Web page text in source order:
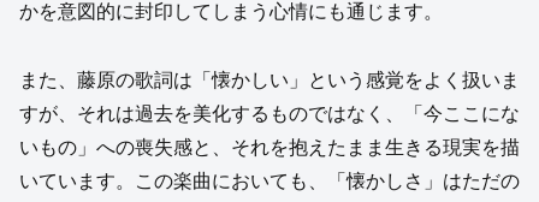
かを意図的に封印してしまう心情にも通じます。
また、藤原の歌詞は「懐かしい」という感覚をよく扱いま
すが、それは過去を美化するものではなく、「今ここにな
いもの」への喪失感と、それを抱えたまま生きる現実を描
いています。この楽曲においても、「懐かしさ」はただの